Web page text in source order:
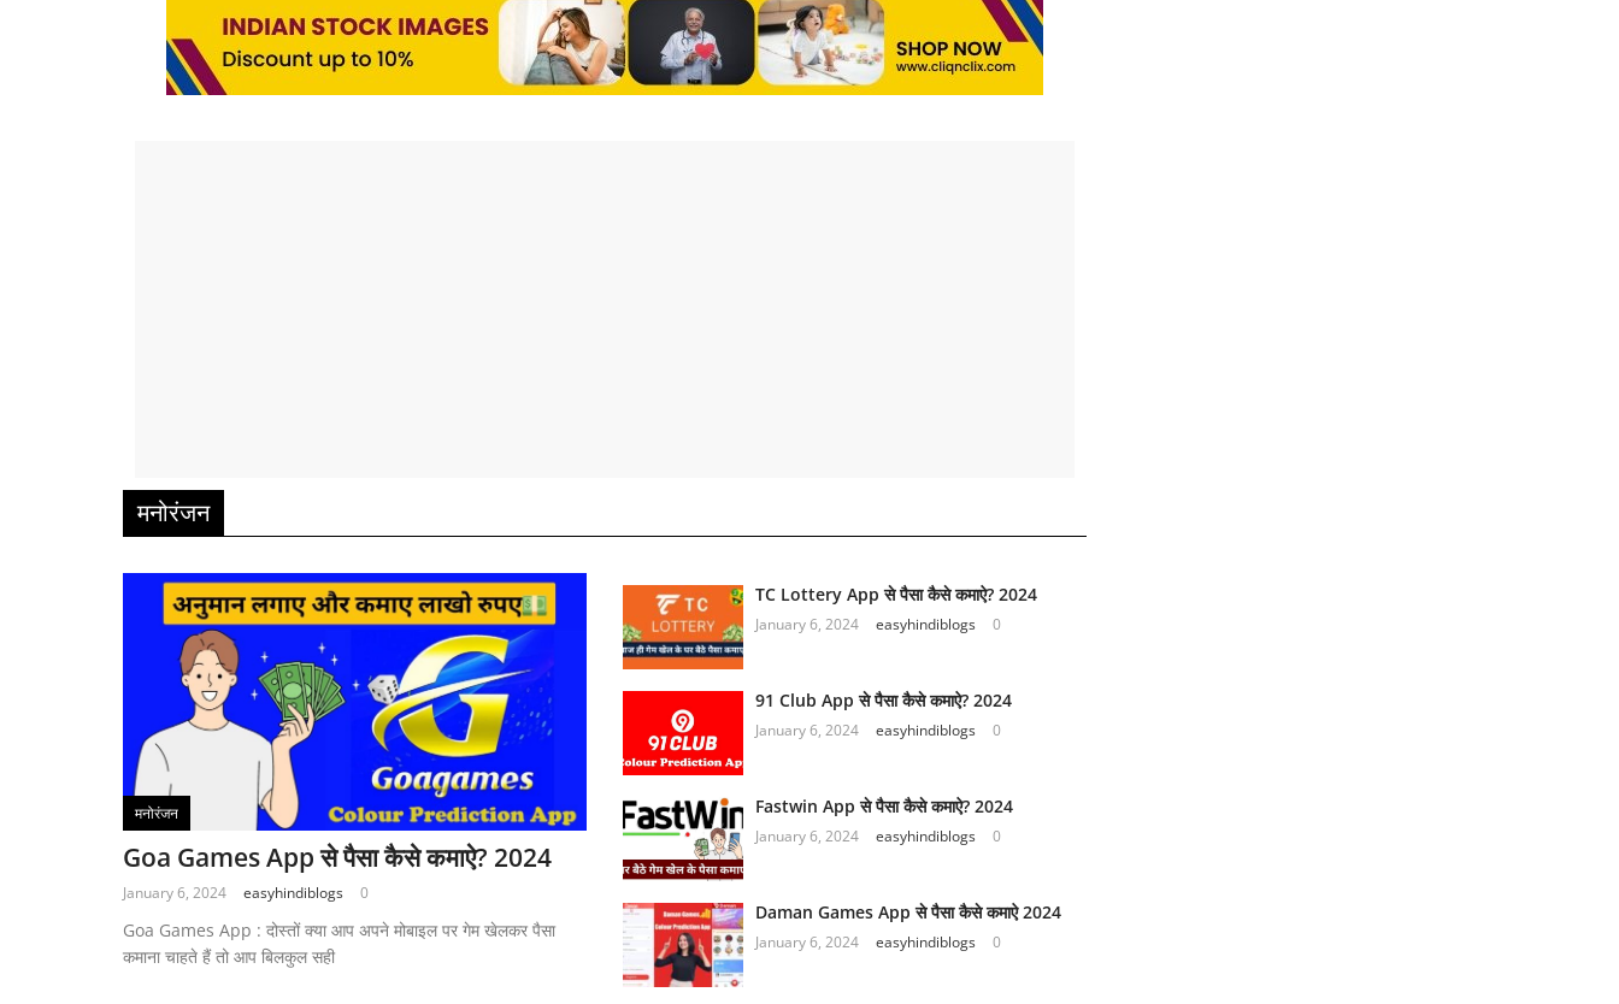
मनोरंजन
मनोरंजन
Goa Games App से पैसा कैसे कमाऐ? 2024
January 6, 2024 easyhindiblogs 0
Goa Games App : दोस्तों क्या आप अपने मोबाइल पर गेम खेलकर पैसा
कमाना चाहते हैं तो आप बिलकुल सही
TC Lottery App से पैसा कैसे कमाऐ? 2024
January 6, 2024 easyhindiblogs 0
91 Club App से पैसा कैसे कमाऐ? 2024
January 6, 2024 easyhindiblogs 0
Fastwin App से पैसा कैसे कमाऐ? 2024
January 6, 2024 easyhindiblogs 0
Daman Games App से पैसा कैसे कमाऐ 2024
January 6, 2024 easyhindiblogs 0